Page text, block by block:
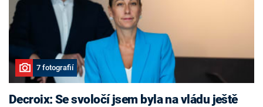
7 fotografií
Decroix: Se svoločí jsem byla na vládu ještě